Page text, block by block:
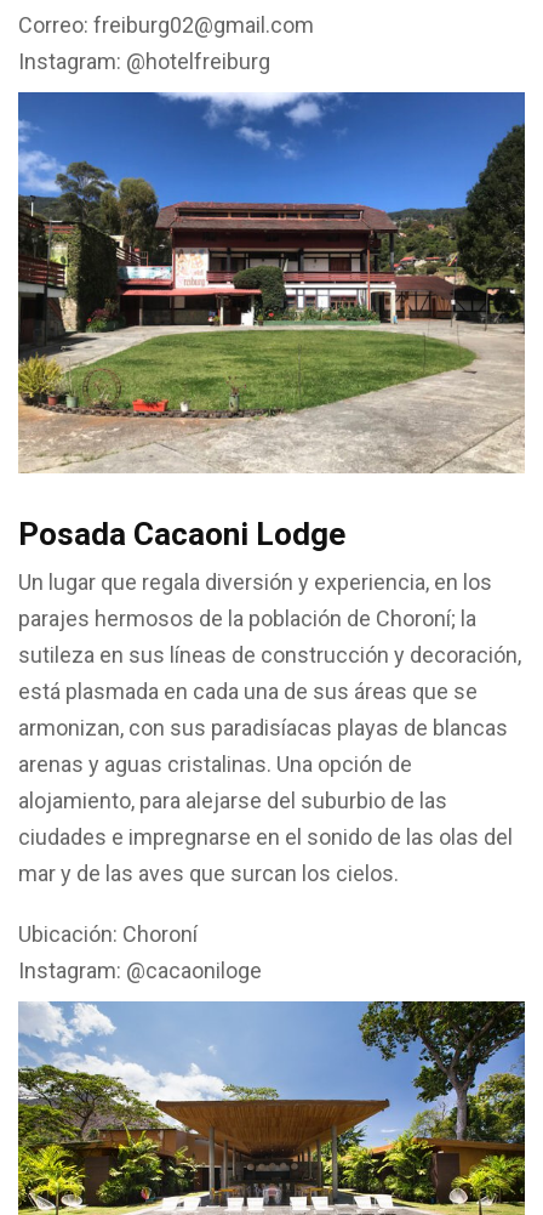
Correo: freiburg02@gmail.com
Instagram: @hotelfreiburg
Posada Cacaoni Lodge
Un lugar que regala diversión y experiencia, en los
parajes hermosos de la población de Choroní; la
sutileza en sus líneas de construcción y decoración,
está plasmada en cada una de sus áreas que se
armonizan, con sus paradisíacas playas de blancas
arenas y aguas cristalinas. Una opción de
alojamiento, para alejarse del suburbio de las
ciudades e impregnarse en el sonido de las olas del
mar y de las aves que surcan los cielos.
Ubicación: Choroní
Instagram: @cacaoniloge